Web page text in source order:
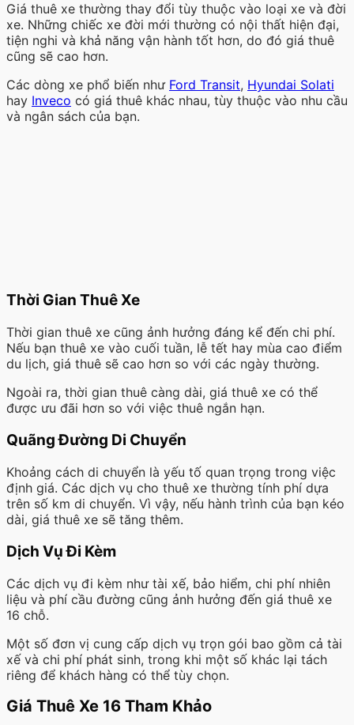
Giá thuê xe thường thay đổi tùy thuộc vào loại xe và đời
xe. Những chiếc xe đời mới thường có nội thất hiện đại,
tiện nghi và khả năng vận hành tốt hơn, do đó giá thuê
cũng sẽ cao hơn.
Các dòng xe phổ biến như Ford Transit, Hyundai Solati
hay Inveco có giá thuê khác nhau, tùy thuộc vào nhu cầu
và ngân sách của bạn.
Thời Gian Thuê Xe
Thời gian thuê xe cũng ảnh hưởng đáng kể đến chi phí.
Nếu bạn thuê xe vào cuối tuần, lễ tết hay mùa cao điểm
du lịch, giá thuê sẽ cao hơn so với các ngày thường.
Ngoài ra, thời gian thuê càng dài, giá thuê xe có thể
được ưu đãi hơn so với việc thuê ngắn hạn.
Quãng Đường Di Chuyển
Khoảng cách di chuyển là yếu tố quan trọng trong việc
định giá. Các dịch vụ cho thuê xe thường tính phí dựa
trên số km di chuyển. Vì vậy, nếu hành trình của bạn kéo
dài, giá thuê xe sẽ tăng thêm.
Dịch Vụ Đi Kèm
Các dịch vụ đi kèm như tài xế, bảo hiểm, chi phí nhiên
liệu và phí cầu đường cũng ảnh hưởng đến giá thuê xe
16 chỗ.
Một số đơn vị cung cấp dịch vụ trọn gói bao gồm cả tài
xế và chi phí phát sinh, trong khi một số khác lại tách
riêng để khách hàng có thể tùy chọn.
Giá Thuê Xe 16 Tham Khảo